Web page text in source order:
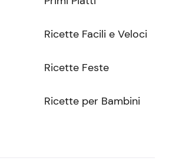
Ricette Facili e Veloci
Ricette Feste
Ricette per Bambini